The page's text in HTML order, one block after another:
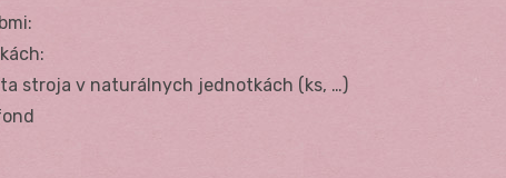
stroja v naturálnych jednotkách (ks, …)